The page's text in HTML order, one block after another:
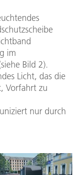
im
Bild 2).
Licht, das die
Vorfahrt zu
nur durch